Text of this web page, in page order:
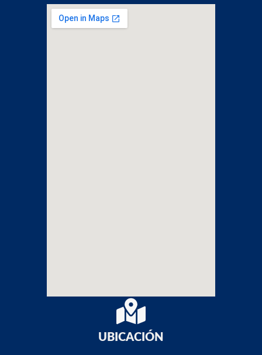
UBICACIÓN